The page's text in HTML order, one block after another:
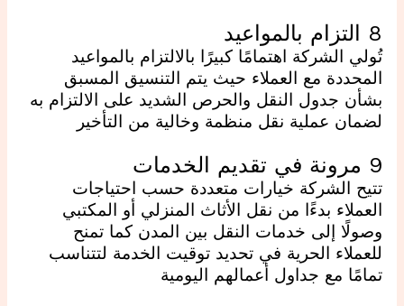
8 التزام بالمواعيد
تُولي الشركة اهتمامًا كبيرًا بالالتزام بالمواعيد
المحددة مع العملاء حيث يتم التنسيق المسبق
بشأن جدول النقل والحرص الشديد على الالتزام به
لضمان عملية نقل منظمة وخالية من التأخير
9 مرونة في تقديم الخدمات
تتيح الشركة خيارات متعددة حسب احتياجات
العملاء بدءًا من نقل الأثاث المنزلي أو المكتبي
وصولًا إلى خدمات النقل بين المدن كما تمنح
للعملاء الحرية في تحديد توقيت الخدمة لتتناسب
تمامًا مع جداول أعمالهم اليومية